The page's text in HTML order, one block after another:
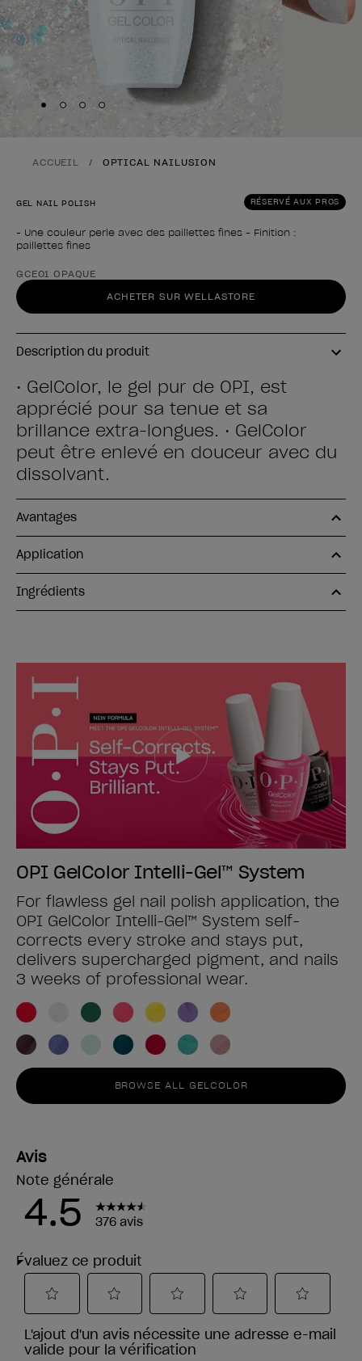
Skip to slide
Skip to slide
Skip to slide3
Skip to slide4
ACCUEIL OPTICAL NAILUSION
RÉSERVÉ AUX PROS
GEL NAIL POLISH
- Une couleur perle avec des paillettes fines - Finition :
paillettes fines
Forme du produit
GCE01 OPAQUE
ACHETER SUR WELLASTORE
Description du produit
• GelColor, le gel pur de OPI, est
apprécié pour sa tenue et sa
brillance extra-longues. • GelColor
peut être enlevé en douceur avec du
dissolvant.
Avantages
Application
Ingrédients
OPI GelColor Intelli-Gel™ System
For flawless gel nail polish application, the
OPI GelColor Intelli-Gel™ System self-
corrects every stroke and stays put,
delivers supercharged pigment, and nails
3 weeks of professional wear.
BROWSE ALL GELCOLOR